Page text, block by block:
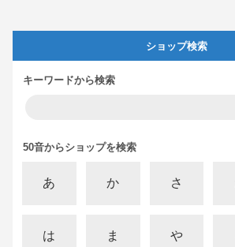
ショップ検索
キーワードから検索
50音からショップを検索
あ か さ
は ま や